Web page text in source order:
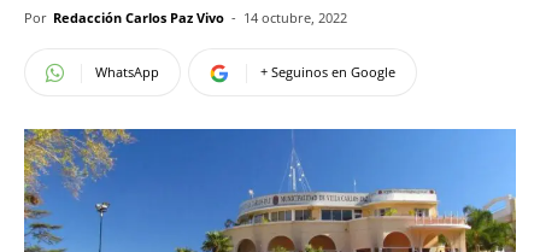
Por Redacción Carlos Paz Vivo - 14 octubre, 2022
WhatsApp + Seguinos en Google